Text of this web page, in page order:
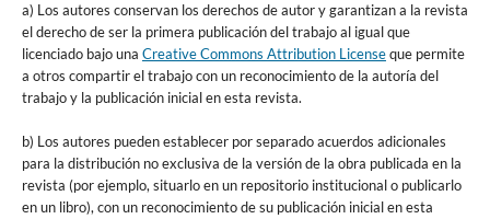
a) Los autores conservan los derechos de autor y garantizan a la revista
el derecho de ser la primera publicación del trabajo al igual que
licenciado bajo una Creative Commons Attribution Licenseque permite
a otros compartir el trabajo con un reconocimiento de la autoría del
trabajo y la publicación inicial en esta revista.
b) Los autores pueden establecer por separado acuerdos adicionales
para la distribución no exclusiva de la versión de la obra publicada en la
revista (por ejemplo, situarlo en un repositorio institucional o publicarlo
en un libro), con un reconocimiento de su publicación inicial en esta